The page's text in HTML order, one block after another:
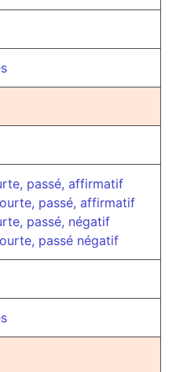
passé, affirmatif
passé, affirmatif
passé, négatif
passé négatif